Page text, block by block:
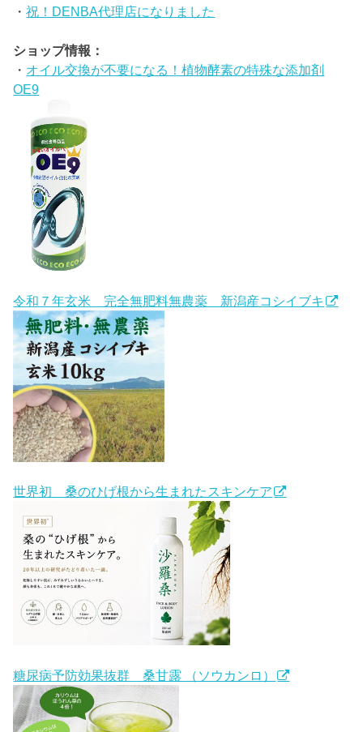
・祝！DENBA代理店になりました
ショップ情報：
・ オイル交換が不要になる！植物酵素の特殊な添加剤
OE9
令和７年玄米 完全無肥料無農薬 新潟産コシイブキ
世界初 桑のひげ根から生まれたスキンケア
糖尿病予防効果抜群 桑甘露 （ソウカンロ）